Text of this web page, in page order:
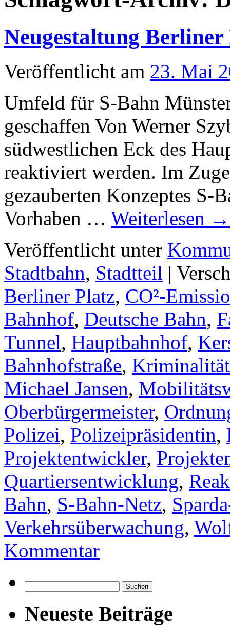
Neugestaltung Berliner
Veröffentlicht am 23. Mai
Umfeld für S-Bahn
geschaffen Von Werner
südwestlichen Eck des
reaktiviert werden. Im
gezauberten Konzeptes S-
Vorhaben … Weiterlesen →
Veröffentlicht unter
Stadtbahn, Stadtteil |
Berliner Platz, CO²-
Bahnhof, Deutsche Bahn,
Tunnel, Hauptbahnhof,
Bahnhofstraße,
Michael Jansen,
Oberbürgermeister,
Polizei, Polizeipräsidentin,
Projektentwickler,
Quartiersentwicklung,
Bahn, S-Bahn-Netz,
Verkehrsüberwachung,
Kommentar
nach:
Neueste Beiträge